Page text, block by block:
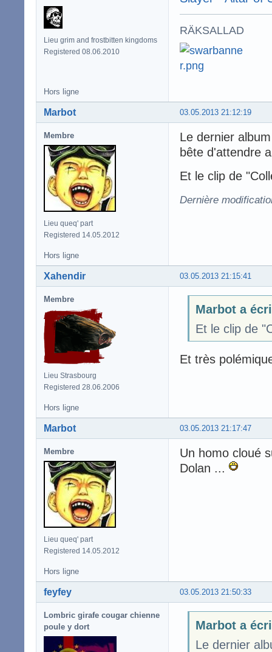
Lieu grim and frostbitten kingdoms
Registered 08.06.2010
RÄKSALLAD
Hors ligne
03.05.2013 21:12:19
Marbot
Membre
Lieu queq' part
Registered 14.05.2012
Le dernier
bête d'attendre
Et le clip de
Dernière
Hors ligne
03.05.2013 21:15:41
Xahendir
Membre
Lieu Strasbourg
Registered 28.06.2006
Marbot a
Et le clip de
Et très
Hors ligne
03.05.2013 21:17:47
Marbot
Membre
Lieu queq' part
Registered 14.05.2012
Un homo cloué
Dolan ...
Hors ligne
03.05.2013 21:50:33
feyfey
Lombric girafe cougar chienne
poule y dort
Marbot a
Le dernier